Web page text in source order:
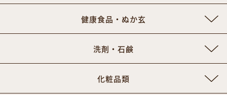
健康食品・ぬか玄
洗剤・石鹸
化粧品類